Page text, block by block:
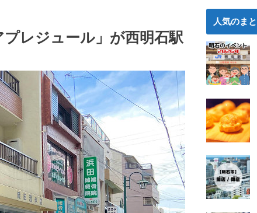
プレジュール」が西明石駅
人気のま